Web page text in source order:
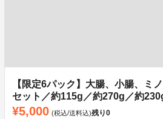
【限定6パック】大腸、小腸、ミ
セット／約115g／約270g／約
¥5,000 (税込/送料込)残り0